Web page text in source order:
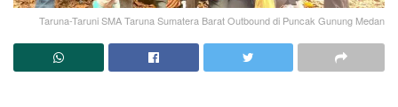
Taruna-Taruni SMA Taruna Sumatera Barat Outbound di Puncak Gunung Medan